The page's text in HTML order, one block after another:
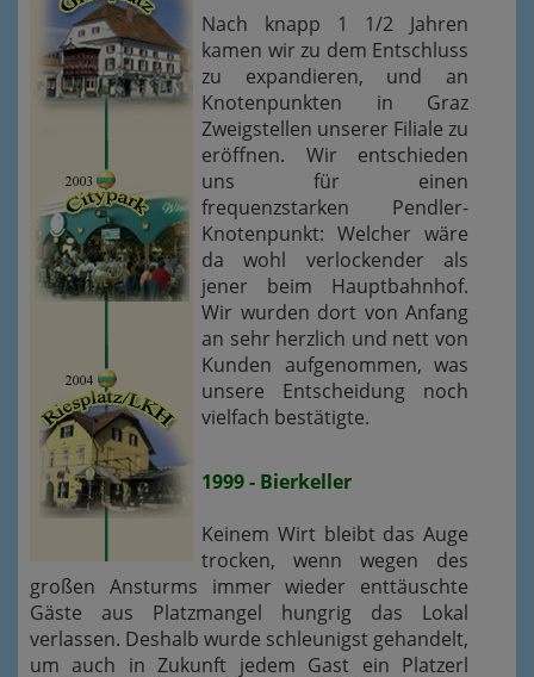
Nach knapp 1 1/2 Jahren
kamen wir zu dem Entschluss
zu expandieren, und an
Knotenpunkten in Graz
Zweigstellen unserer Filiale zu
eröffnen. Wir entschieden
uns für einen
frequenzstarken Pendler-
Knotenpunkt: Welcher wäre
da wohl verlockender als
jener beim Hauptbahnhof.
Wir wurden dort von Anfang
an sehr herzlich und nett von
Kunden aufgenommen, was
unsere Entscheidung noch
vielfach bestätigte.
1999 - Bierkeller
Keinem Wirt bleibt das Auge
trocken, wenn wegen des
großen Ansturms immer wieder enttäuschte
Gäste aus Platzmangel hungrig das Lokal
verlassen. Deshalb wurde schleunigst gehandelt,
um auch in Zukunft jedem Gast ein Platzerl